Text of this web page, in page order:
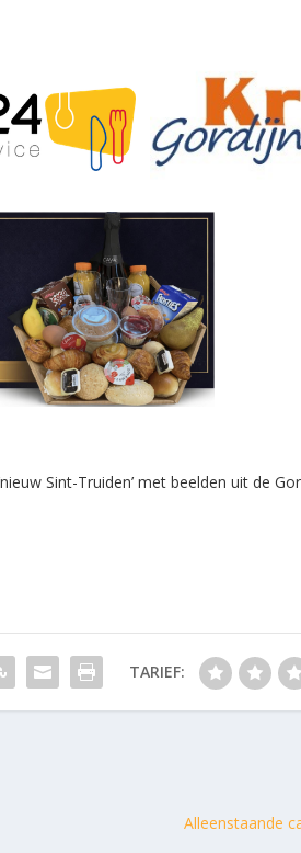
Sint-Truiden’ met beelden uit de
TARIEF:
Alleenstaande